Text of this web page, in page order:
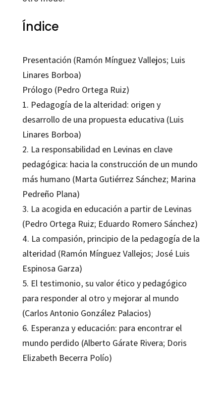
Índice
Presentación (Ramón Mínguez Vallejos; Luis
Linares Borboa)
Prólogo (Pedro Ortega Ruiz)
1. Pedagogía de la alteridad: origen y
desarrollo de una propuesta educativa (Luis
Linares Borboa)
2. La responsabilidad en Levinas en clave
pedagógica: hacia la construcción de un mundo
más humano (Marta Gutiérrez Sánchez; Marina
Pedreño Plana)
3. La acogida en educación a partir de Levinas
(Pedro Ortega Ruiz; Eduardo Romero Sánchez)
4. La compasión, principio de la pedagogía de la
alteridad (Ramón Mínguez Vallejos; José Luis
Espinosa Garza)
5. El testimonio, su valor ético y pedagógico
para responder al otro y mejorar al mundo
(Carlos Antonio González Palacios)
6. Esperanza y educación: para encontrar el
mundo perdido (Alberto Gárate Rivera; Doris
Elizabeth Becerra Polío)